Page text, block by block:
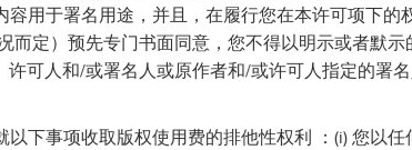
容用于署名用途，并且，在履行您在本许可项下的
而定）预先专门书面同意，您不得以明示或者默
许可人和/或署名人或原作者和/或许可人指定的署
以下事项收取版权使用费的排他性权利 ：(i) 您以